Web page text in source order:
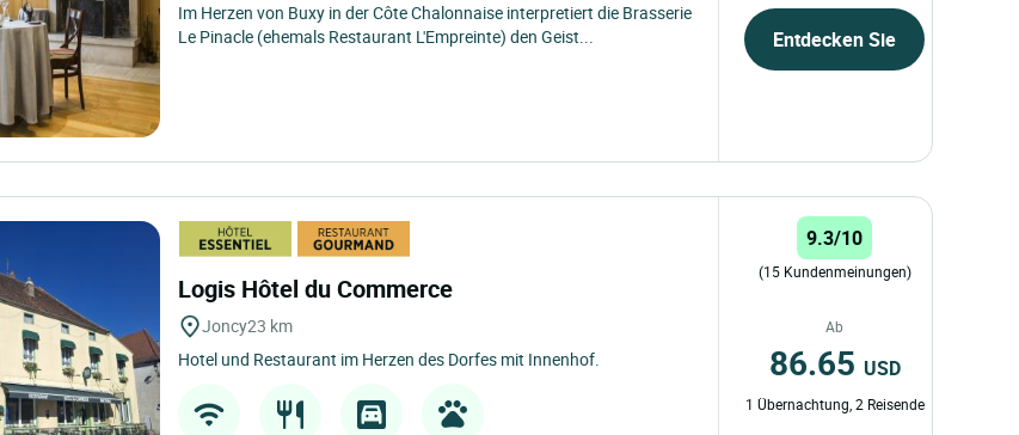
Im Herzen von Buxy in der Côte Chalonnaise interpretiert die Brasserie
Le Pinacle (ehemals Restaurant L'Empreinte) den Geist...
Entdecken Sie
Logis Hôtel du Commerce
Joncy23 km
Hotel und Restaurant im Herzen des Dorfes mit Innenhof.
9.3/10
(15 Kundenmeinungen)
Ab
86.65 USD
1 Übernachtung, 2 Reisende